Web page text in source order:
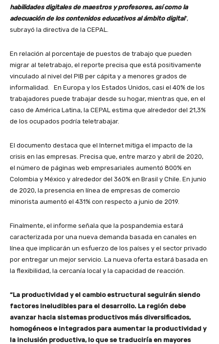
habilidades digitales de maestros y profesores, así como la
adecuación de los contenidos educativos al ámbito digital”,
subrayó la directiva de la CEPAL.
En relación al porcentaje de puestos de trabajo que pueden
migrar al teletrabajo, el reporte precisa que está positivamente
vinculado al nivel del PIB per cápita y a menores grados de
informalidad. En Europa y los Estados Unidos, casi el 40% de los
trabajadores puede trabajar desde su hogar, mientras que, en el
caso de América Latina, la CEPAL estima que alrededor del 21,3%
de los ocupados podría teletrabajar.
El documento destaca que el Internet mitiga el impacto de la
crisis en las empresas. Precisa que, entre marzo y abril de 2020,
el número de páginas web empresariales aumentó 800% en
Colombia y México y alrededor del 360% en Brasil y Chile. En junio
de 2020, la presencia en línea de empresas de comercio
minorista aumentó el 431% con respecto a junio de 2019.
Finalmente, el informe señala que la pospandemia estará
caracterizada por una nueva demanda basada en canales en
línea que implicarán un esfuerzo de los países y el sector privado
por entregar un mejor servicio. La nueva oferta estará basada en
la flexibilidad, la cercanía local y la capacidad de reacción.
“La productividad y el cambio estructural seguirán siendo
factores ineludibles para el desarrollo. La región debe
avanzar hacia sistemas productivos más diversificados,
homogéneos e integrados para aumentar la productividad y
la inclusión productiva, lo que se traduciría en mayores